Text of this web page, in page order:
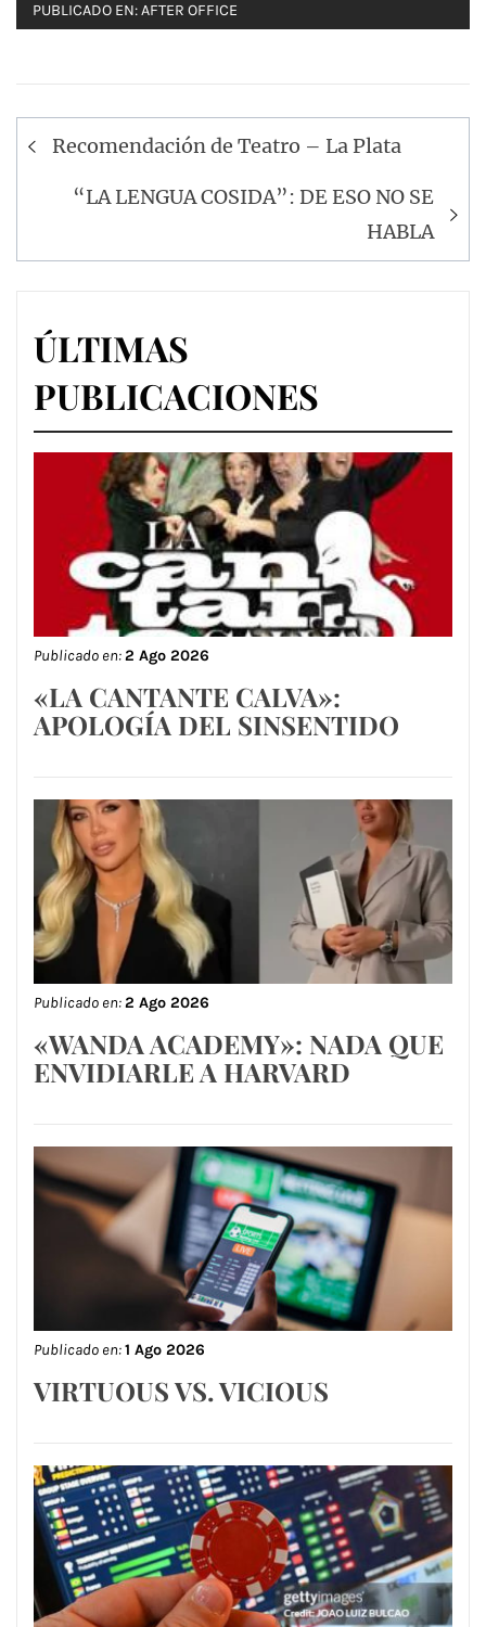
PUBLICADO EN:AFTER OFFICE
Navegación
entradas
Recomendación de Teatro – La Plata
“LA LENGUA COSIDA”: DE ESO NO SE
HABLA
ÚLTIMAS
PUBLICACIONES
Publicado en:2 Ago 2026
«LA CANTANTE CALVA»:
APOLOGÍA DEL SINSENTIDO
Publicado en:2 Ago 2026
«WANDA ACADEMY»: NADA QUE
ENVIDIARLE A HARVARD
Publicado en:1 Ago 2026
VIRTUOUS VS. VICIOUS